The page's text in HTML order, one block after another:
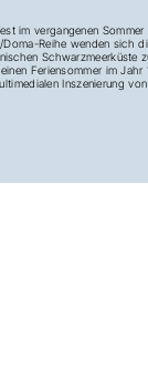
im vergangenen
Doma-Reihe wenden sich
Schwarzmeerküste
Feriensommer im
Inszenierung